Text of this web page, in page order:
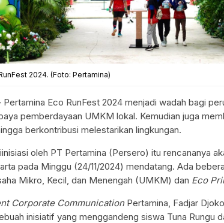
2024. (Foto: Pertamina)
Pertamina Eco RunFest 2024 menjadi wadah bagi
pemberdayaan UMKM lokal. Kemudian juga
berkontribusi melestarikan lingkungan.
oleh PT Pertamina (Persero) itu rencananya
pada Minggu (24/11/2024) mendatang. Ada
Mikro, Kecil, dan Menengah (UMKM) dan Eco
Corporate Communication Pertamina, Fadjar
inisiatif yang menggandeng siswa Tuna Rungu